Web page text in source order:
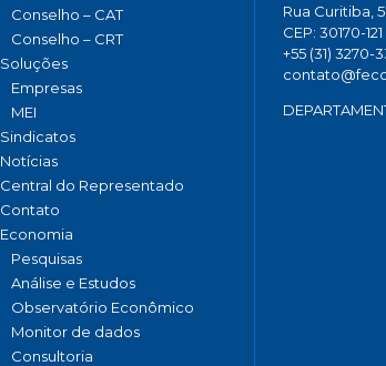
Conselho – CAT
Conselho – CRT
Soluções
Empresas
MEI
Sindicatos
Notícias
Central do Representado
Contato
Economia
Pesquisas
Análise e Estudos
Observatório Econômico
Monitor de dados
Consultoria
Rua Curitiba,
CEP: 30170-121
+55 (31) 3270-